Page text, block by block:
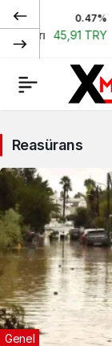
0.47%
45,91 TRY
Reasürans
Genel